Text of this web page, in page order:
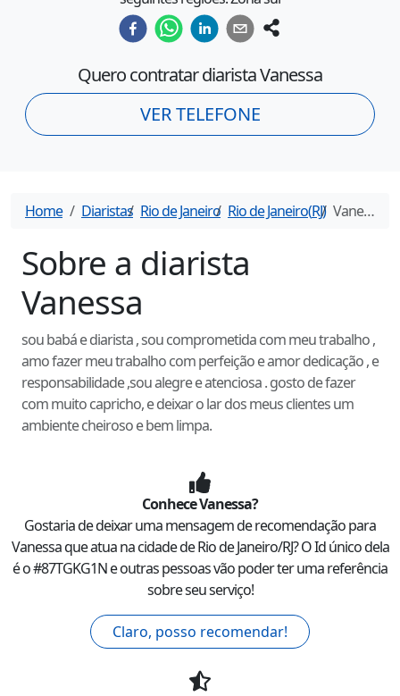
Quero contratar diaristaVanessa
VER TELEFONE
Home Diaristas Rio de Janeiro Rio de Janeiro(RJ) Vanessa
Sobre a diarista
Vanessa
sou babá e diarista , sou comprometida com meu trabalho ,
amo fazer meu trabalho com perfeição e amor dedicação , e
responsabilidade ,sou alegre e atenciosa . gosto de fazer
com muito capricho, e deixar o lar dos meus clientes um
ambiente cheiroso e bem limpa.
ConheceVanessa?
Gostaria de deixar uma mensagem de recomendação para
Vanessaque atua na cidade deRio de Janeiro/RJ? O Id único dela
é o #87TGKG1Ne outras pessoas vão poder ter uma referência
sobre seu serviço!
Claro, posso recomendar!